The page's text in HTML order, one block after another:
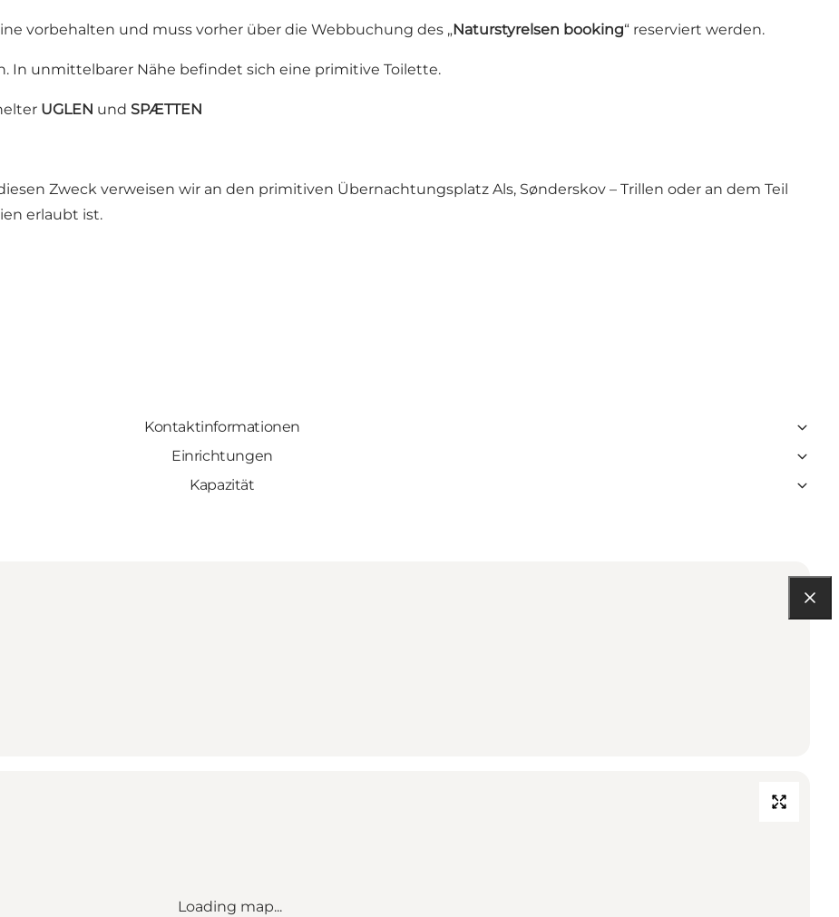
vorbehalten und muss vorher über die Webbuchung des „Naturstyrelsen booking“ reserviert werden.
In unmittelbarer Nähe befindet sich eine primitive Toilette.
UGLEN und SPÆTTEN
Zweck verweisen wir an den primitiven Übernachtungsplatz Als, Sønderskov – Trillen oder an dem Teil
erlaubt ist.
Kontaktinformationen
Einrichtungen
Kapazität
Loading map...